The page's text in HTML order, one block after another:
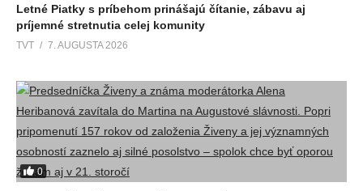
Letné Piatky s príbehom prinášajú čítanie, zábavu aj
príjemné stretnutia celej komunity
TVT 7. AUGUSTA 2026
0